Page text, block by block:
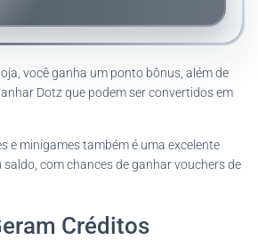
você ganha um ponto bônus, além de
Dotz que podem ser convertidos em
e minigames também é uma excelente
com chances de ganhar vouchers de
Créditos